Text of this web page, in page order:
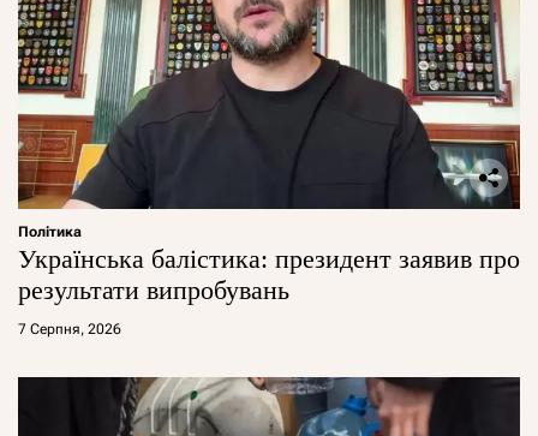
Політика
Українська балістика: президент заявив про
результати випробувань
7 Серпня, 2026